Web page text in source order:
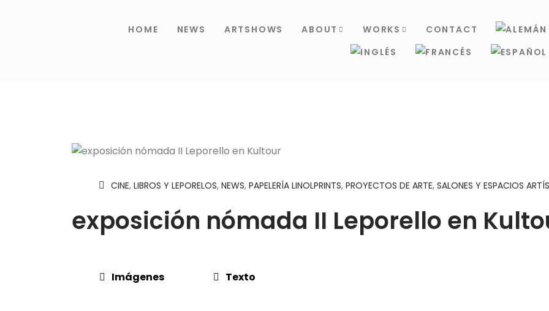
HOME NEWS ARTSHOWS ABOUT WORKS CONTACT
CINE, LIBROS Y LEPORELOS, NEWS, PAPELERÍA LINOLPRINTS, PROYECTOS DE ARTE, SALONES Y ESPACIOS
exposición nómada II Leporello en
Imágenes Texto